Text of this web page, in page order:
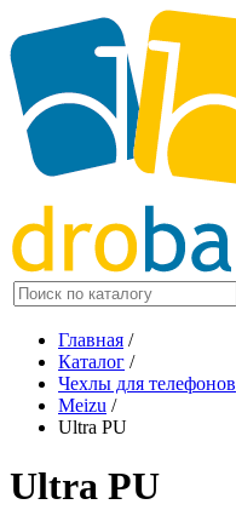
Главная /
Каталог /
Чехлы для телефонов
Meizu /
Ultra PU
Ultra PU